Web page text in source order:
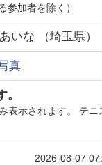
参加者を除く）
いな （埼玉県）
真
表示されます。 テ
2026-08-07